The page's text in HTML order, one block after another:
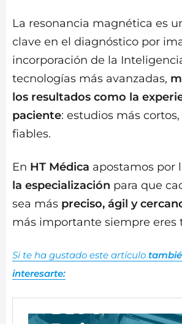
La resonancia magnética es
clave en el diagnóstico por
incorporación de la
tecnologías más avanzadas,
los resultados como la
paciente: estudios más
fiables.
En HT Médica apostamos por
la especialización para que
sea más preciso, ágil y
más importante siempre eres
Si te ha gustado este artículo
interesarte: